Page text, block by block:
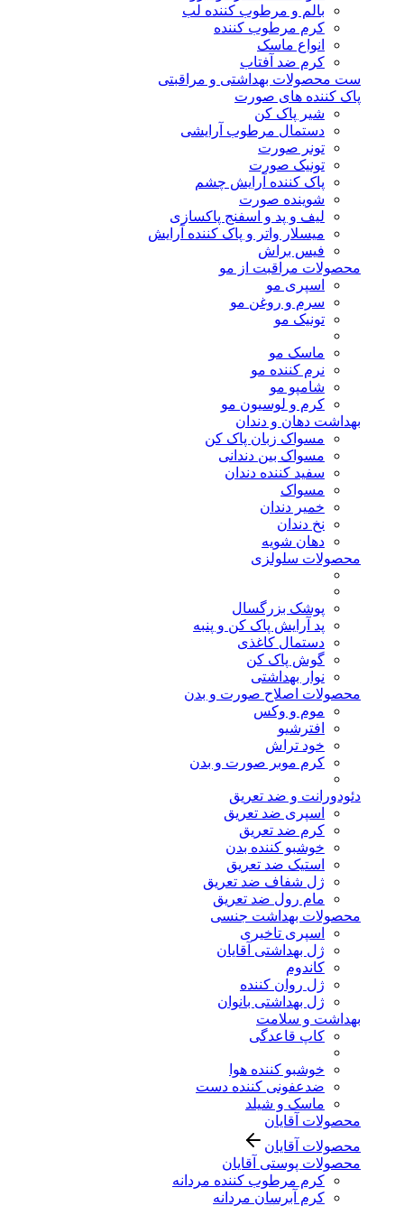
بالم و مرطوب کننده لب
کرم مرطوب کننده
انواع ماسک
کرم ضد آفتاب
ست محصولات بهداشتی و مراقبتی
پاک کننده های صورت
شیر پاک کن
دستمال مرطوب آرایشی
تونر صورت
تونیک صورت
پاک کننده آرایش چشم
شوینده صورت
لیف و پد و اسفنج پاکسازی
میسلار واتر و پاک کننده آرایش
فیس براش
محصولات مراقبت از مو
اسپری مو
سرم و روغن مو
تونیک مو
ماسک مو
نرم کننده مو
شامپو مو
کرم و لوسیون مو
بهداشت دهان و دندان
مسواک زبان پاک کن
مسواک بین دندانی
سفید کننده دندان
مسواک
خمیر دندان
نخ دندان
دهان شویه
محصولات سلولزی
پوشک بزرگسال
پد آرایش پاک کن و پنبه
دستمال کاغذی
گوش پاک کن
نوار بهداشتی
محصولات اصلاح صورت و بدن
موم و وکس
افترشیو
خود تراش
کرم موبر صورت و بدن
دئودورانت و ضد تعریق
اسپری ضد تعریق
کرم ضد تعریق
خوشبو کننده بدن
استیک ضد تعریق
ژل شفاف ضد تعریق
مام رول ضد تعریق
محصولات بهداشت جنسی
اسپری تاخیری
ژل بهداشتی آقایان
کاندوم
ژل روان کننده
ژل بهداشتی بانوان
بهداشت و سلامت
کاپ قاعدگی
خوشبو کننده هوا
ضدعفونی کننده دست
ماسک و شیلد
محصولات آقایان
محصولات آقایان
محصولات پوستی آقایان
کرم مرطوب کننده مردانه
کرم آبرسان مردانه